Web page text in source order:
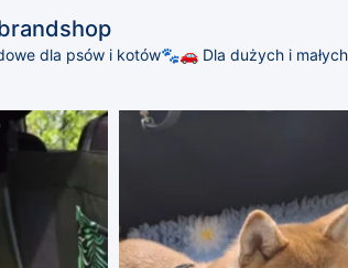
dla psów i kotów🐾🚗 Dla dużych i